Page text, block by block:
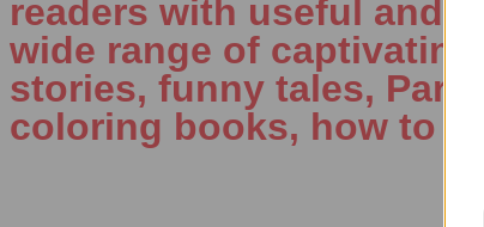
readers with useful and
wide range of
stories, funny tales,
coloring books, how to